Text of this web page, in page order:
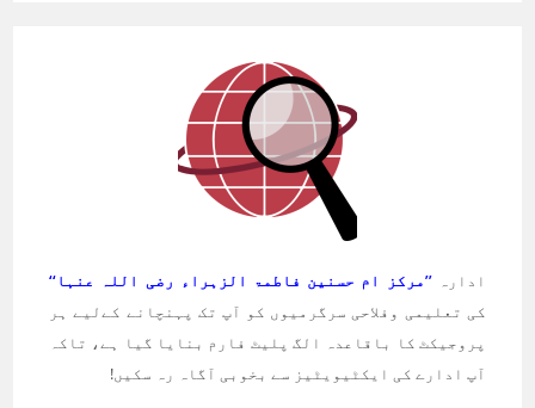
ادارہ’’مرکز ام حسنین فاطمۃ الزہراء رضی اللہ عنہا‘‘
کی تعلیمی وفلاحی سرگرمیوں کو آپ تک پہنچانے کےلیے ہر
پروجیکٹ کا باقاعدہ الگ پلیٹ فارم بنایا گیا ہے، تاکہ
آپ ادارے کی ایکٹیویٹیز سے بخوبی آگاہ رہ سکیں!